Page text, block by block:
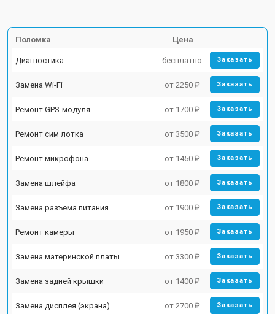
Поломка Цена
Диагностика бесплатно Заказать
Замена Wi-Fi от 2250 ₽ Заказать
Ремонт GPS-модуля от 1700 ₽ Заказать
Ремонт сим лотка от 3500 ₽ Заказать
Ремонт микрофона от 1450 ₽ Заказать
Замена шлейфа от 1800 ₽ Заказать
Замена разъема питания от 1900 ₽ Заказать
Ремонт камеры от 1950 ₽ Заказать
Замена материнской платы от 3300 ₽ Заказать
Замена задней крышки от 1400 ₽ Заказать
Замена дисплея (экрана) от 2700 ₽ Заказать